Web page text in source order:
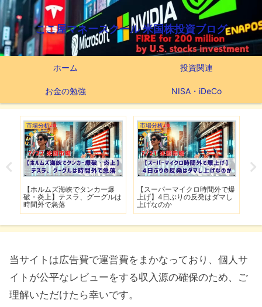
ここ屋マネースクール 米国株投資ブログ
ホーム 投資関連
お金の勉強 NISA・iDeCo
市場分析
【ホルムズ海峡でタンカー爆
破・炎上】テスラ、グーグルは
時間外で急落
市場分析
【スーパーマイクロ時間外で爆
上げ】4日ぶりの反発はダマし
上げなのか
当サイトは広告費で運営費をまかなっており、個人サ
イトが公平なレビューをする収入源の確保のため、ご
理解いただけたら幸いです。